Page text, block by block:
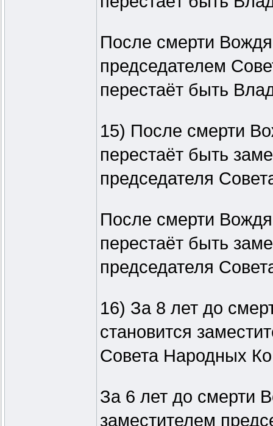
После смерти
председателем
перестаёт быть
15) После смерти
перестаёт быть
председателя
После смерти
перестаёт быть
председателя
16) За 8 лет до
становится
Совета Народных
За 6 лет до смерти
заместителем